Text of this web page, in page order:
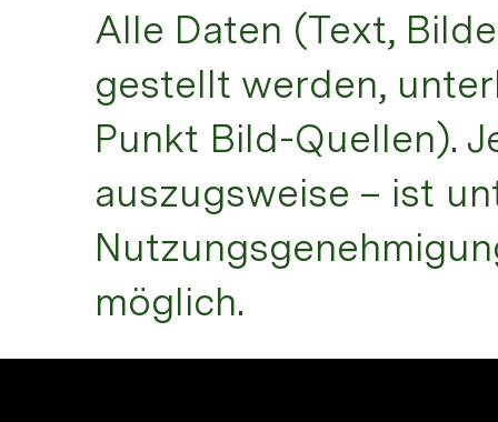
Alle Daten (Text,
gestellt werden,
Punkt Bild-Quellen).
auszugsweise – ist
möglich.